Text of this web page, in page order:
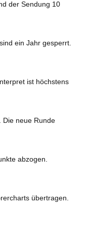
der Sendung 10
ein Jahr gesperrt.
ist höchstens
Die neue Runde
abzogen.
übertragen.